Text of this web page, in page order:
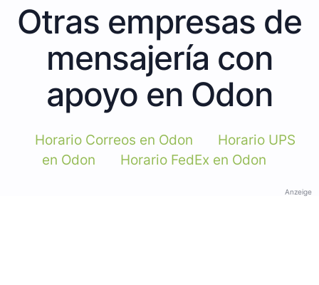
Otras empresas de
mensajería con
apoyo en Odon
Horario Correos en Odon
Horario UPS
en Odon
Horario FedEx en Odon
Anzeige